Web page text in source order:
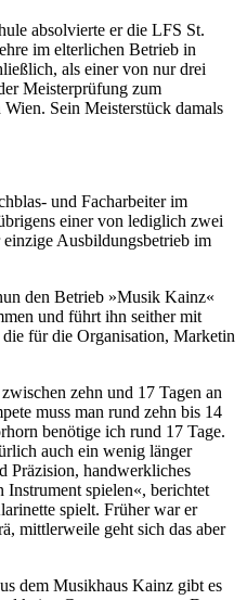
absolvierte er die LFS St.
im elterlichen Betrieb in
als einer von nur drei
Meisterprüfung zum
Sein Meisterstück damals
und Facharbeiter im
einer von lediglich zwei
Ausbildungsbetrieb im
den Betrieb »Musik Kainz«
und führt ihn seither mit
für die Organisation, Marketin
zehn und 17 Tagen an
muss man rund zehn bis 14
benötige ich rund 17 Tage.
auch ein wenig länger
Präzision, handwerkliches
Instrument spielen«, berichtet
spielt. Früher war er
mittlerweile geht sich das aber
dem Musikhaus Kainz gibt es